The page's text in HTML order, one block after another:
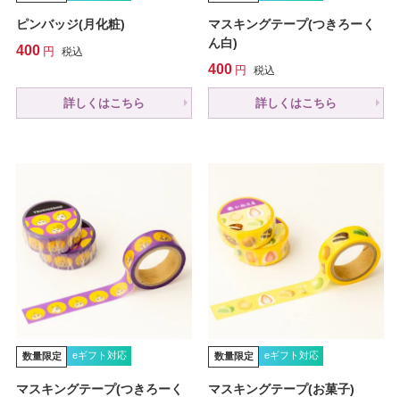
ピンバッジ(月化粧)
400 税込
詳しくはこちら
マスキングテープ(つきろーく
ん白)
400 税込
詳しくはこちら
数量限定 eギフト対応
マスキングテープ(つきろーく
数量限定 eギフト対応
マスキングテープ(お菓子)